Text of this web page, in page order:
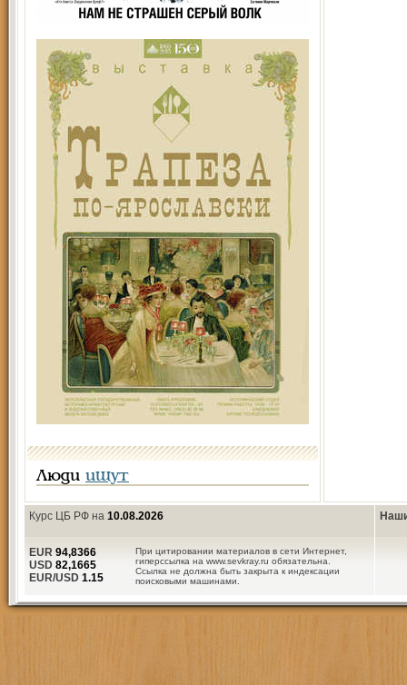
Люди ищут
Курс ЦБ РФ на 10.08.2026
При цитировании материалов в сети Интернет,
гиперссылка на www.sevkray.ru обязательна.
Ссылка не должна быть закрыта к индексации
поисковыми машинами.
EUR 94,8366
USD 82,1665
EUR/USD 1.15